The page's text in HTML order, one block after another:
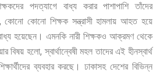
পদত্যাগে বাধ্য করার পাশাপাশি
তাঁদের
কোনো কোনো শিক্ষক সন্ত্রাসী হামলায় আহত হয়ে
হয়েছেন। এমনকি নারী শিক্ষকও আক্রমণ থেকে
বিষয় হলো,স্বার্থান্বেষী মহল তাদের এই হীনস্বার্থ
ব্যবহার করছে। ঢাকাসহ দেশের বিভিন্ন